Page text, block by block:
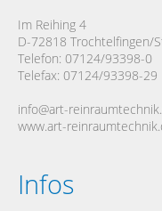
Im Reihing 4
D-72818 Trochtelfingen/
Telefon: 07124/93398-0
Telefax: 07124/93398-29
info@art-
www.art-
Infos